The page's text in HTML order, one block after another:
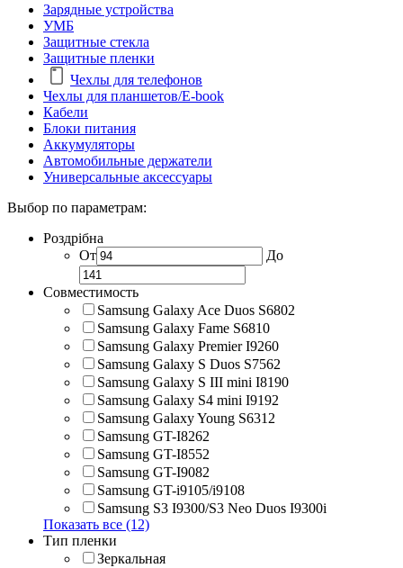
Зарядные устройства
УМБ
Защитные стекла
Защитные пленки
Чехлы для телефонов
Чехлы для планшетов/E-book
Кабели
Блоки питания
Аккумуляторы
Автомобильные держатели
Универсальные аксессуары
Выбор по параметрам:
Роздрібна
От
До
Совместимость
Samsung Galaxy Ace Duos S6802
Samsung Galaxy Fame S6810
Samsung Galaxy Premier I9260
Samsung Galaxy S Duos S7562
Samsung Galaxy S III mini I8190
Samsung Galaxy S4 mini I9192
Samsung Galaxy Young S6312
Samsung GT-I8262
Samsung GT-I8552
Samsung GT-I9082
Samsung GT-i9105/i9108
Samsung S3 I9300/S3 Neo Duos I9300i
Показать все (12)
Тип пленки
Зеркальная